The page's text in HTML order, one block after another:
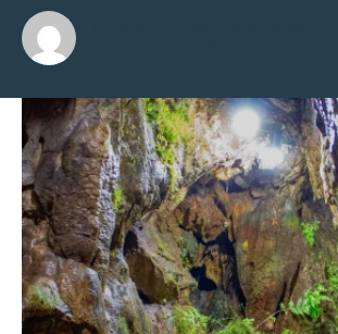
profonde du territoire : une terre de
caractère et de mystère. De la mythologie
ancienne aux prouesses artistiques